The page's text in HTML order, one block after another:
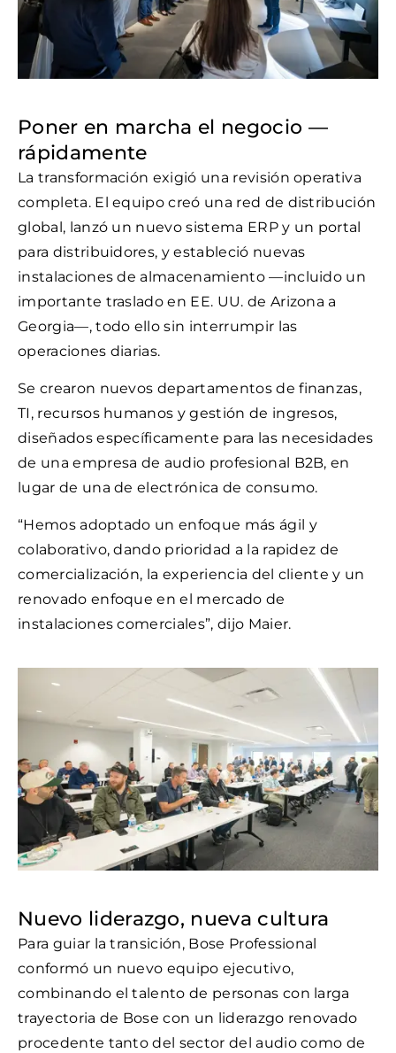
Poner en marcha el negocio —
rápidamente
La transformación exigió una revisión operativa
completa. El equipo creó una red de distribución
global, lanzó un nuevo sistema ERP y un portal
para distribuidores, y estableció nuevas
instalaciones de almacenamiento —incluido un
importante traslado en EE. UU. de Arizona a
Georgia—, todo ello sin interrumpir las
operaciones diarias.
Se crearon nuevos departamentos de finanzas,
TI, recursos humanos y gestión de ingresos,
diseñados específicamente para las necesidades
de una empresa de audio profesional B2B, en
lugar de una de electrónica de consumo.
“Hemos adoptado un enfoque más ágil y
colaborativo, dando prioridad a la rapidez de
comercialización, la experiencia del cliente y un
renovado enfoque en el mercado de
instalaciones comerciales”, dijo Maier.
Nuevo liderazgo, nueva cultura
Para guiar la transición, Bose Professional
conformó un nuevo equipo ejecutivo,
combinando el talento de personas con larga
trayectoria de Bose con un liderazgo renovado
procedente tanto del sector del audio como de